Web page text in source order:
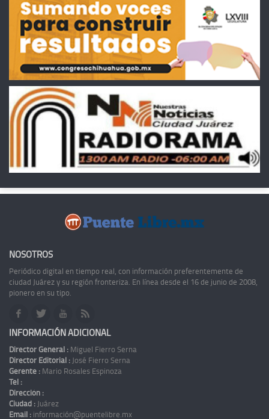
NOSOTROS
Periódico digital en tiempo real, con información preferentemente de
ciudad Juárez y su región fronteriza. En línea desde el 16 de junio de 2008,
pionero en su tipo.
INFORMACIÓN ADICIONAL
Director General : Miguel Fierro Serna
Director Editorial : José Fierro Serna
Gerente : Mario Rosales Espinoza
Tel :
Dirección :
Ciudad : Juárez
Email : información@puentelibre.mx